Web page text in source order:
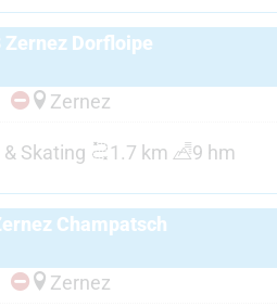
Zernez Dorfloipe
Zernez
Skating 1.7 km 9 hm
Champatsch
Zernez